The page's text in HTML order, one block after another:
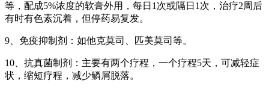
等，配成5%浓度的软膏外用，每日1次或隔日1次，治疗2周后
有时有色素沉着，但停药易复发。
9、免疫抑制剂：如他克莫司、匹美莫司等。
10、抗真菌制剂：主要有两个疗程，一个疗程5天，可减轻症
状，缩短疗程，减少鳞屑脱落。